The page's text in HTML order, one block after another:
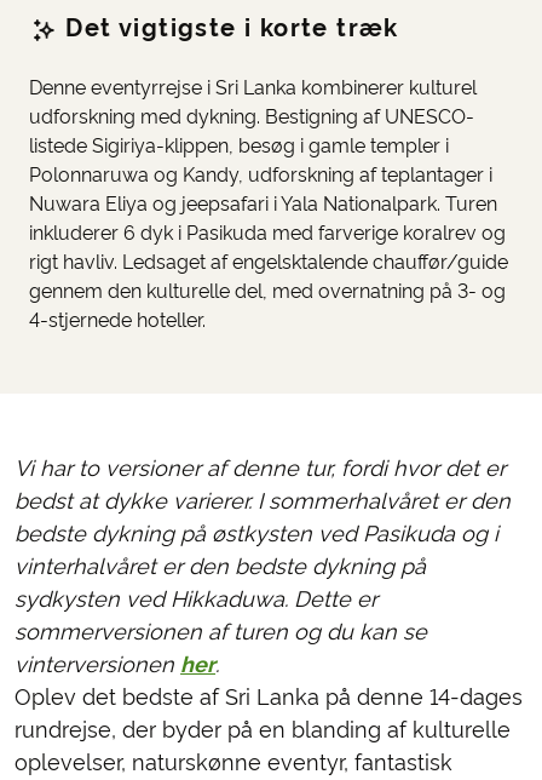
Det vigtigste i korte træk
Denne eventyrrejse i Sri Lanka kombinerer kulturel
udforskning med dykning. Bestigning af UNESCO-
listede Sigiriya-klippen, besøg i gamle templer i
Polonnaruwa og Kandy, udforskning af teplantager i
Nuwara Eliya og jeepsafari i Yala Nationalpark. Turen
inkluderer 6 dyk i Pasikuda med farverige koralrev og
rigt havliv. Ledsaget af engelsktalende chauffør/guide
gennem den kulturelle del, med overnatning på 3- og
4-stjernede hoteller.
Vi har to versioner af denne tur, fordi hvor det er
bedst at dykke varierer. I sommerhalvåret er den
bedste dykning på østkysten ved Pasikuda og i
vinterhalvåret er den bedste dykning på
sydkysten ved Hikkaduwa. Dette er
sommerversionen af turen og du kan se
vinterversionen her.
Oplev det bedste af Sri Lanka på denne 14-dages
rundrejse, der byder på en blanding af kulturelle
oplevelser, naturskønne eventyr, fantastisk